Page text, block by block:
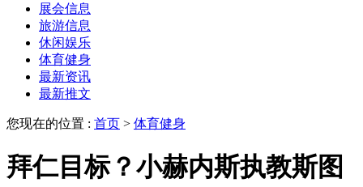
展会信息
旅游信息
休闲娱乐
体育健身
最新资讯
最新推文
您现在的位置 : 首页 > 体育健身
拜仁目标？小赫内斯执教斯图